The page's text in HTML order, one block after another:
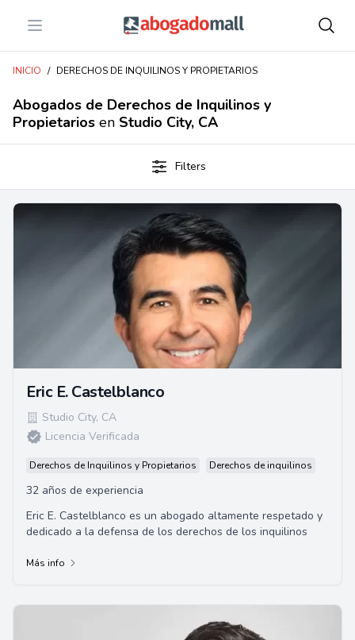
Open menu Abogadomall
INICIO / DERECHOS DE INQUILINOS Y PROPIETARIOS
Abogados de Derechos de Inquilinos y
Propietarios en Studio City, CA
Filters
Eric E. Castelblanco
Studio City, CA
Licencia Verificada
Derechos de Inquilinos y Propietarios Derechos de inquilinos
32 años de experiencia
Eric E. Castelblanco es un abogado altamente respetado y
dedicado a la defensa de los derechos de los inquilinos
Más info